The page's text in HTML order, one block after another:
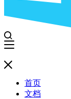
首页
文档